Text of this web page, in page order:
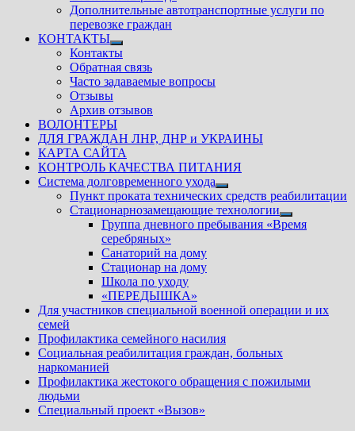
Дополнительные автотранспортные услуги по
перевозке граждан
КОНТАКТЫ
Показать
подменю
Контакты
Обратная связь
Часто задаваемые вопросы
Отзывы
Архив отзывов
ВОЛОНТЕРЫ
ДЛЯ ГРАЖДАН ЛНР, ДНР и УКРАИНЫ
КАРТА САЙТА
КОНТРОЛЬ КАЧЕСТВА ПИТАНИЯ
Система долговременного ухода
Показать
подменю
Пункт проката технических средств реабилитации
Стационарнозамещающие технологии
Показать
подменю
Группа дневного пребывания «Время
серебряных»
Санаторий на дому
Стационар на дому
Школа по уходу
«ПЕРЕДЫШКА»
Для участников специальной военной операции и их
семей
Профилактика семейного насилия
Социальная реабилитация граждан, больных
наркоманией
Профилактика жестокого обращения с пожилыми
людьми
Специальный проект «Вызов»